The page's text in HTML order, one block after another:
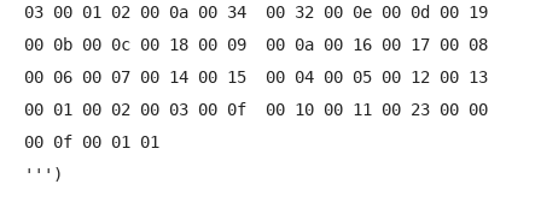
03 00 01 02 00 0a 00 34  00 32 00 0e 00 0d 00 19
00 0b 00 0c 00 18 00 09  00 0a 00 16 00 17 00 08
00 06 00 07 00 14 00 15  00 04 00 05 00 12 00 13
00 01 00 02 00 03 00 0f  00 10 00 11 00 23 00 00
00 0f 00 01 01
''')